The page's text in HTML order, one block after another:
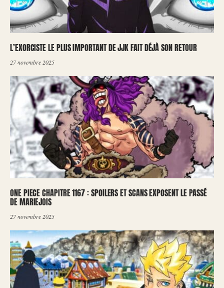
L’EXORCISTE LE PLUS IMPORTANT DE JJK FAIT DÉJÀ SON RETOUR
27 novembre 2025
ONE PIECE CHAPITRE 1167 : SPOILERS ET SCANS EXPOSENT LE PASSÉ
DE MARIEJOIS
27 novembre 2025